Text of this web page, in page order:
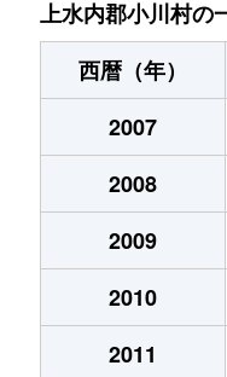
上水内郡小川村の
西暦（年）
2007
2008
2009
2010
2011